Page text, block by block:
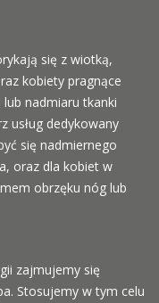
się z wiotką,
kobiety pragnące
lub nadmiaru tkanki
usług dedykowany
się nadmiernego
oraz dla kobiet w
obrzęku nóg lub
zajmujemy się
Stosujemy w tym celu